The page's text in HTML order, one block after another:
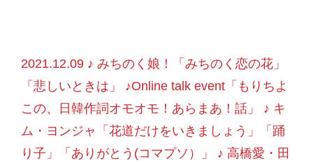
2021.12.09 ♪ みちのく娘！「みちのく恋の花」
「悲しいときは」 ♪Online talk event「もりちよ
この、日韓作詞オモオモ！あらまあ！話」 ♪ キ
ム・ヨンジャ「花道だけをいきましょう」「踊
り子」「ありがとう(コマプソ）」 ♪ 高橋愛・田